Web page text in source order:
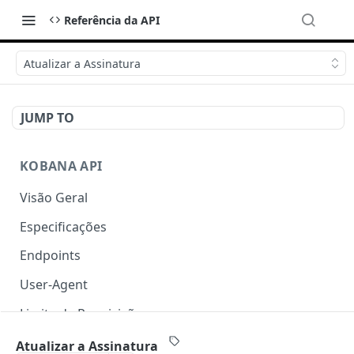
Referência da API
Atualizar a Assinatura
JUMP TO
KOBANA API
Visão Geral
Especificações
Endpoints
User-Agent
Limite de Requisições
Autenticação
Atualizar a Assinatura